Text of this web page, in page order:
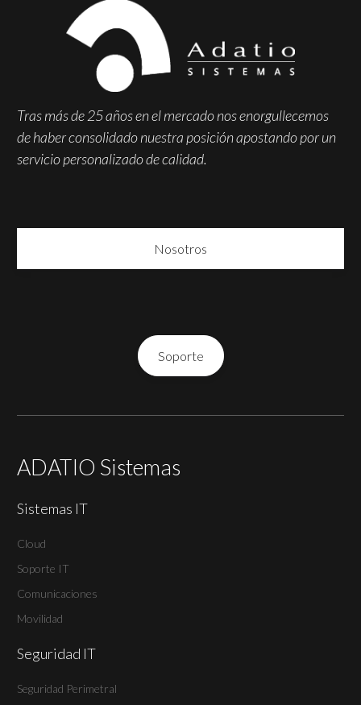
Tras más de 25 años en el mercado nos enorgullecemos
de haber consolidado nuestra posición apostando por un
servicio personalizado de calidad.
Nosotros
Soporte
ADATIO Sistemas
Sistemas IT
Cloud
Soporte IT
Comunicaciones
Movilidad
Seguridad IT
Seguridad Perimetral